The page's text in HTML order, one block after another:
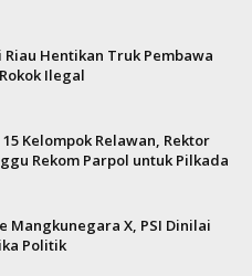
Riau Hentikan Truk Pembawa
Ilegal
Kelompok Relawan, Rektor
Rekom Parpol untuk Pilkada
Mangkunegara X, PSI Dinilai
Politik